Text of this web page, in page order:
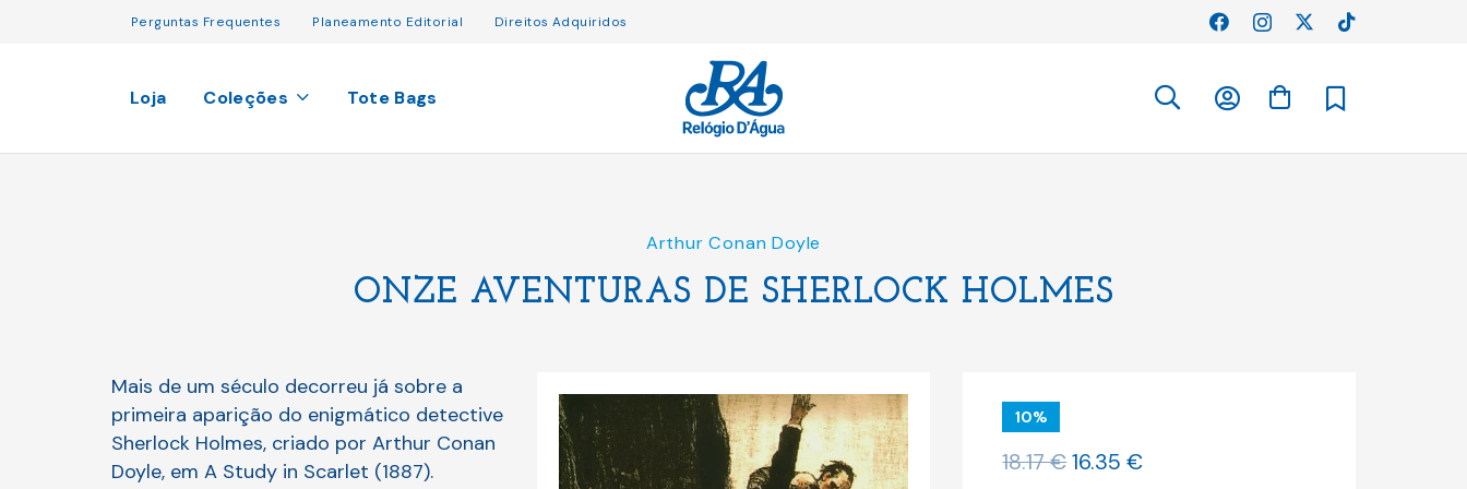
Perguntas Frequentes Planeamento Editorial Direitos Adquiridos
Loja Coleções Tote Bags
Arthur Conan Doyle
ONZE AVENTURAS DE SHERLOCK HOLMES
Mais de um século decorreu já sobre a
primeira aparição do enigmático detective
Sherlock Holmes, criado por Arthur Conan
Doyle, em A Study in Scarlet (1887).
10%
18.17€O
16.35€O